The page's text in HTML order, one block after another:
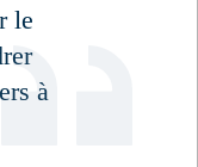
le
à